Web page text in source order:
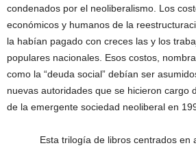
condenados por el neoliberalismo. Los
económicos y humanos de la
la habían pagado con creces las y los
populares nacionales. Esos costos,
como la “deuda social” debían ser
nuevas autoridades que se hicieron cargo
de la emergente sociedad neoliberal en
Esta trilogía de libros centrados en